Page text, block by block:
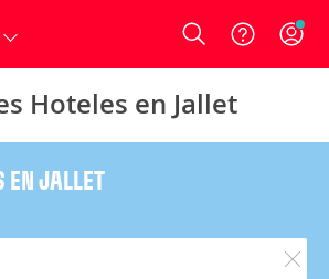
Login
Hoteles en Jallet
EN JALLET